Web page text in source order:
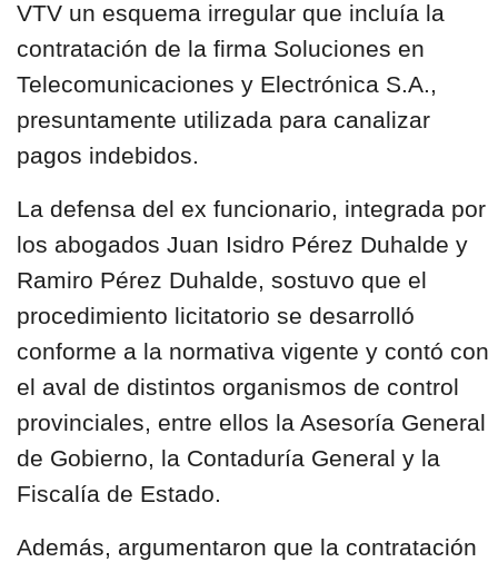
VTV un esquema irregular que incluía la
contratación de la firma Soluciones en
Telecomunicaciones y Electrónica S.A.,
presuntamente utilizada para canalizar
pagos indebidos.
La defensa del ex funcionario, integrada por
los abogados Juan Isidro Pérez Duhalde y
Ramiro Pérez Duhalde, sostuvo que el
procedimiento licitatorio se desarrolló
conforme a la normativa vigente y contó con
el aval de distintos organismos de control
provinciales, entre ellos la Asesoría General
de Gobierno, la Contaduría General y la
Fiscalía de Estado.
Además, argumentaron que la contratación